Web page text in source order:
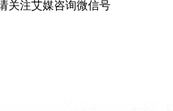
关注艾媒咨询微信号